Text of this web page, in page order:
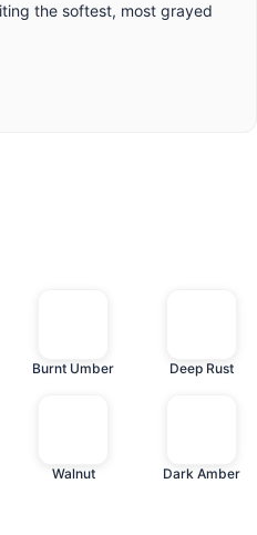
the softest, most grayed
Burnt Umber Deep Rust
Walnut Dark Amber